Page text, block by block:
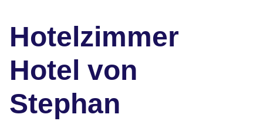
Hotelzimmer
Hotel von
Stephan